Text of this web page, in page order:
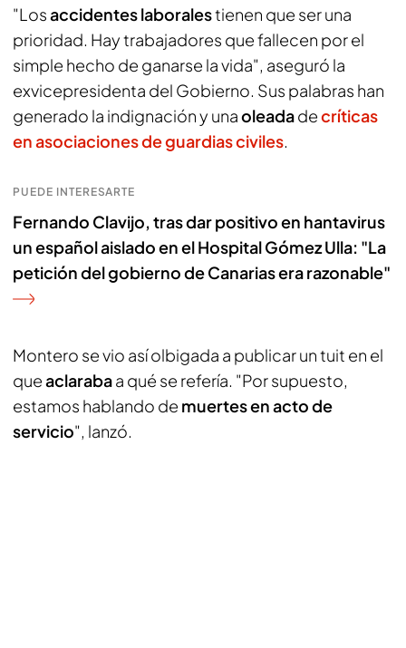
"Losaccidentes laboralestienen que ser una
prioridad. Hay trabajadores que fallecen por el
simple hecho de ganarse la vida", aseguró la
exvicepresidenta del Gobierno. Sus palabras han
generado la indignación y unaoleadadecríticas
en asociaciones de guardias civiles.
PUEDE INTERESARTE
Fernando Clavijo, tras dar positivo en hantavirus
un español aislado en el Hospital Gómez Ulla: "La
petición del gobierno de Canarias era razonable"
Montero se vio así olbigada a publicar un tuit en el
queaclarabaa qué se refería. "Por supuesto,
estamos hablando de muertes en acto de
servicio", lanzó.